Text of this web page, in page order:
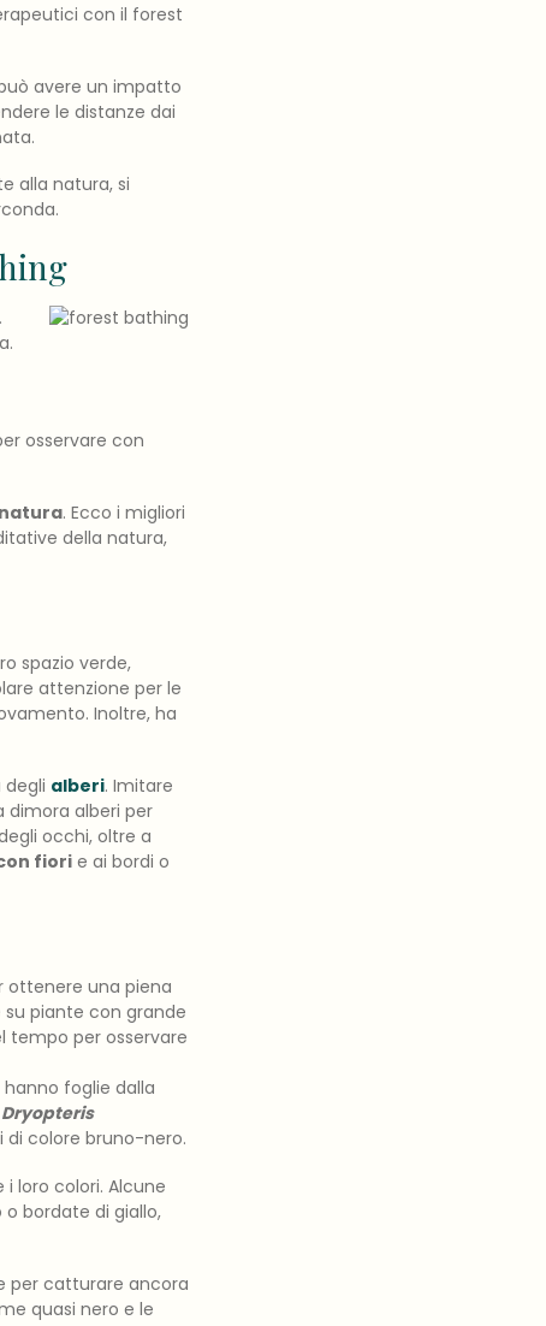
con il forest
avere un impatto
le distanze dai
alla natura, si
osservare con
. Ecco i migliori
della natura,
spazio verde,
attenzione per le
Inoltre, ha
alberi. Imitare
dimora alberi per
occhi, oltre a
fiori e ai bordi o
ottenere una piena
piante con grande
tempo per osservare
foglie dalla
Dryopteris
colore bruno-nero.
loro colori. Alcune
bordate di giallo,
per catturare ancora
quasi nero e le